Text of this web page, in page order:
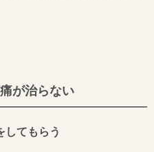
が治らない
してもらう